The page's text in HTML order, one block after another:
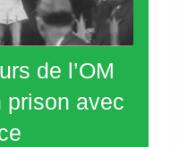
de l’OM
prison avec